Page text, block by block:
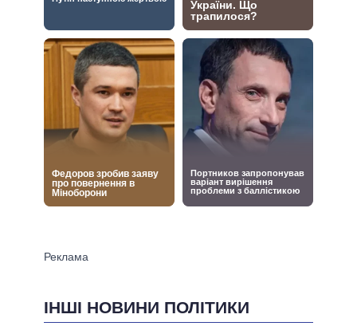
ІНШІ НОВИНИ ПОЛІТИКИ